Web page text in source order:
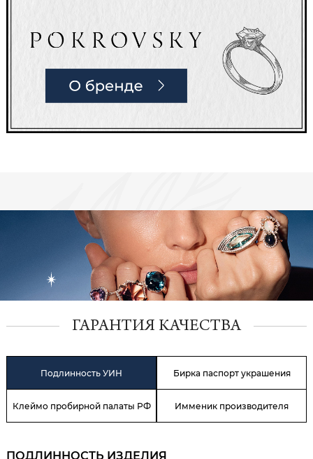
ГАРАНТИЯ КАЧЕСТВА
Подлинность УИН Бирка паспорт украшения
Клеймо пробирной палаты РФ Имменик производителя
ПОДЛИННОСТЬ ИЗДЕЛИЯ